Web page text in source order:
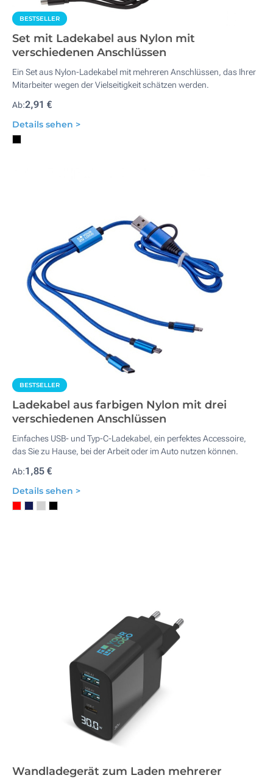
BESTSELLER
Set mit Ladekabel aus Nylon mit
verschiedenen Anschlüssen
Ein Set aus Nylon-Ladekabel mit mehreren Anschlüssen, das Ihrer
Mitarbeiter wegen der Vielseitigkeit schätzen werden.
Ab:2,91 €
Details sehen >
BESTSELLER
Ladekabel aus farbigen Nylon mit drei
verschiedenen Anschlüssen
Einfaches USB- und Typ-C-Ladekabel, ein perfektes Accessoire,
das Sie zu Hause, bei der Arbeit oder im Auto nutzen können.
Ab:1,85 €
Details sehen >
Wandladegerät zum Laden mehrerer